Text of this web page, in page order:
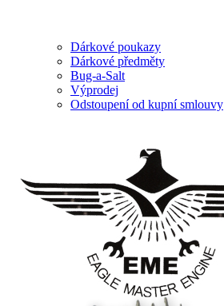
Dárkové poukazy
Dárkové předměty
Bug-a-Salt
Výprodej
Odstoupení od kupní smlouvy